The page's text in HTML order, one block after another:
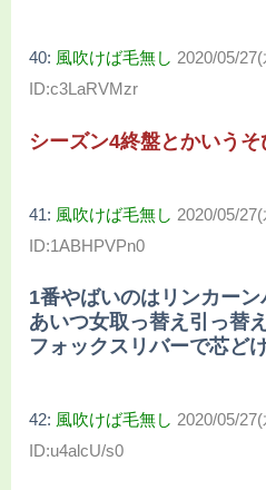
40: 風吹けば毛無し 2020/05/
ID:c3LaRVMzr
シーズン4終盤とかいうそ
41: 風吹けば毛無し 2020/05/
ID:1ABHPVPn0
1番やばいのはリンカーン
あいつ女取っ替え引っ替
フォックスリバーで芯ど
42: 風吹けば毛無し 2020/05/
ID:u4alcU/s0